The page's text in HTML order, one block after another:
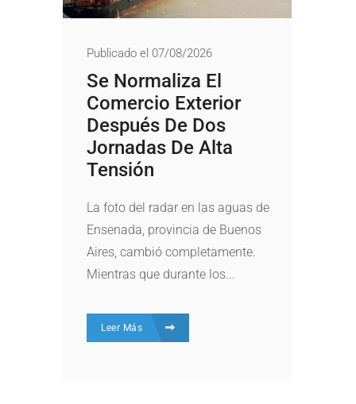
Publicado el 07/08/2026
Se Normaliza El
Comercio Exterior
Después De Dos
Jornadas De Alta
Tensión
La foto del radar en las aguas de
Ensenada, provincia de Buenos
Aires, cambió completamente.
Mientras que durante los...
Leer Más